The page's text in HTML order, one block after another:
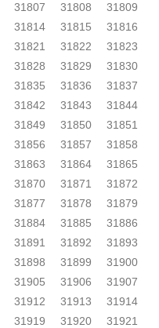
31807 31808
31809
31814 31815
31816
31821 31822
31823
31828 31829
31830
31835 31836
31837
31842 31843
31844
31849 31850
31851
31856 31857
31858
31863 31864
31865
31870 31871
31872
31877 31878
31879
31884 31885
31886
31891 31892
31893
31898 31899
31900
31905 31906
31907
31912 31913
31914
31919 31920
31921